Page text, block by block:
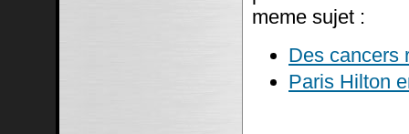
meme sujet :
Des
Paris Hilton